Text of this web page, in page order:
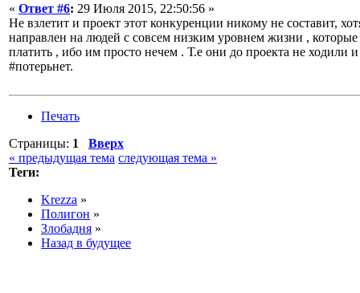
« Ответ #6: 29 Июля 2015, 22:50:56 »
Не взлетит и проект этот конкуренции никому не составит,
направлен на людей с совсем низким уровнем жизни , которые
платить , ибо им просто нечем . Т.е они до проекта не ходили
#потерьнет.
Печать
Страницы: 1
Вверх
« предыдущая тема следующая тема »
Теги:
Krezza »
Полигон »
Злобадня »
Назад в будущее